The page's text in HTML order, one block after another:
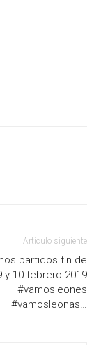
Artículo siguiente
partidos fin de
y 10 febrero 2019
#vamosleones
#vamosleonas…